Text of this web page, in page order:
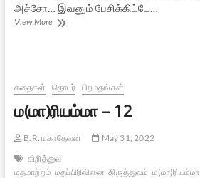
அச்சோ… இவனும் பேசிக்கிட்டே…
View Moreம(மா)ரியம்மா
கதைகள் தொடர் பிறமதங்கள்
ம(மா)ரியம்மா – 12
B.R. மகாதேவன்
May 31, 2022
கிறித்துவ
மதமாற்றம் மதப்பிரிவினை கிருத்துவம் ம(மா)ரியம்மா